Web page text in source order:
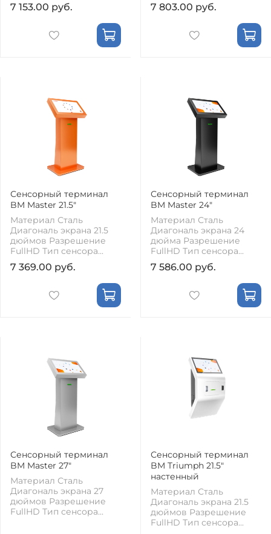
7 153.00 руб. 7 803.00 руб.
Сенсорный терминал
BM Master 21.5"
Материал Сталь
Диагональ экрана 21.5
дюймов Разрешение
FullHD Тип сенсора...
7 369.00 руб.
Сенсорный терминал
BM Master 24"
Материал Сталь
Диагональ экрана 24
дюйма Разрешение
FullHD Тип сенсора...
7 586.00 руб.
Сенсорный терминал
BM Master 27"
Материал Сталь
Диагональ экрана 27
дюймов Разрешение
FullHD Тип сенсора...
Сенсорный терминал
BM Triumph 21.5"
настенный
Материал Сталь
Диагональ экрана 21.5
дюймов Разрешение
FullHD Тип сенсора...